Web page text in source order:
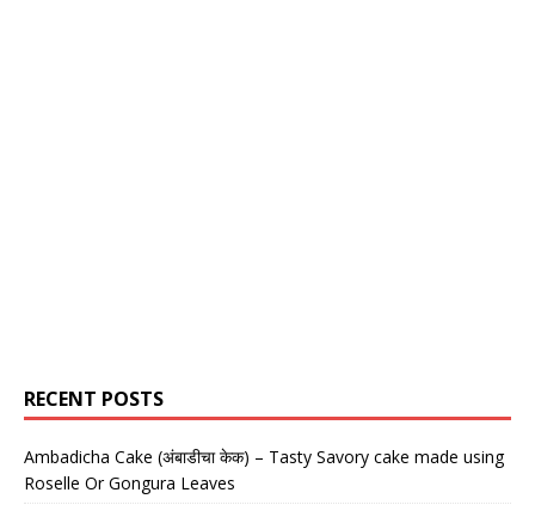
RECENT POSTS
Ambadicha Cake (अंबाडीचा केक) – Tasty Savory cake made using
Roselle Or Gongura Leaves